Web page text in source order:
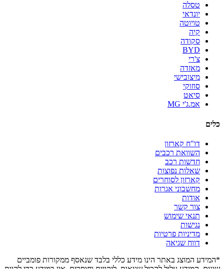
טסלה
יונדאי
טויוטה
קיה
סקודה
BYD
צ'רי
מאזדה
מיצובישי
סוזוקי
סיאט
אמ.ג'י MG
כלים
דו"ח קארזון
השוואת רכבים
חדשות רכב
שאלות נפוצות
קארזון לסוחרים
מחשבוני אגרות
אודות
צור קשר
תנאי שימוש
נגישות
מדיניות פרטיות
דווח שגיאה
*המידע המוצג באתר הינו מידע כללי בלבד שנאסף ממקורות פומביים